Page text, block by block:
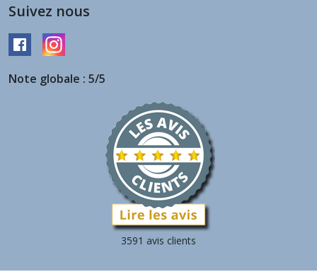
Suivez nous
Note globale : 5/5
3591 avis clients